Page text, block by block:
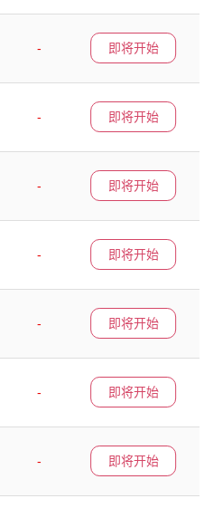
-
即将开始
-
即将开始
-
即将开始
-
即将开始
-
即将开始
-
即将开始
-
即将开始